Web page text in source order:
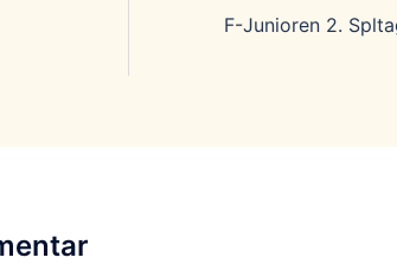
F-Junioren 2.